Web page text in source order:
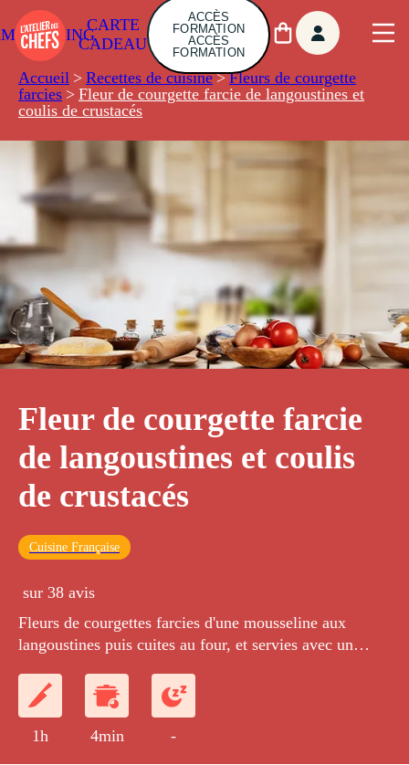
CARTE
CADEAU
ACCÈS
FORMATION
ACCÈS
FORMATION
Accueil > Recettes de cuisine > Fleurs de courgette
farcies > Fleur de courgette farcie de langoustines et
coulis de crustacés
Fleur de courgette farcie
de langoustines et coulis
de crustacés
Cuisine Française
sur 38 avis
Fleurs de courgettes farcies d'une mousseline aux
langoustines puis cuites au four, et servies avec un
1h 4min -